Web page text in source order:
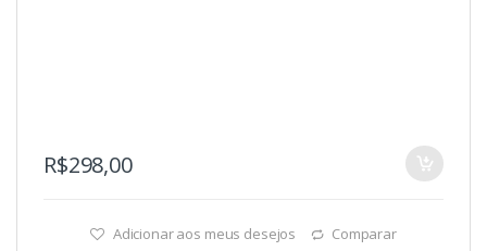
R$298,00
Adicionar aos meus desejos Comparar